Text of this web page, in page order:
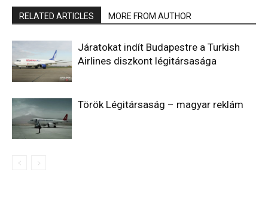
RELATED ARTICLES MORE FROM AUTHOR
Járatokat indít Budapestre a Turkish
Airlines diszkont légitársasága
Török Légitársaság – magyar reklám